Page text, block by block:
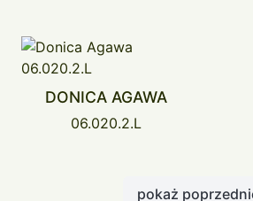
DONICA AGAWA
06.020.2.L
pokaż